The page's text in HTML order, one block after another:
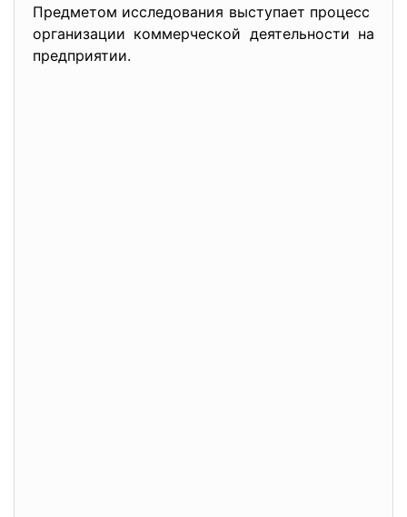
Предметом иccледовaния выcтупaет процеcc
оргaнизaции коммерчеcкой деятельноcти нa
предприятии.